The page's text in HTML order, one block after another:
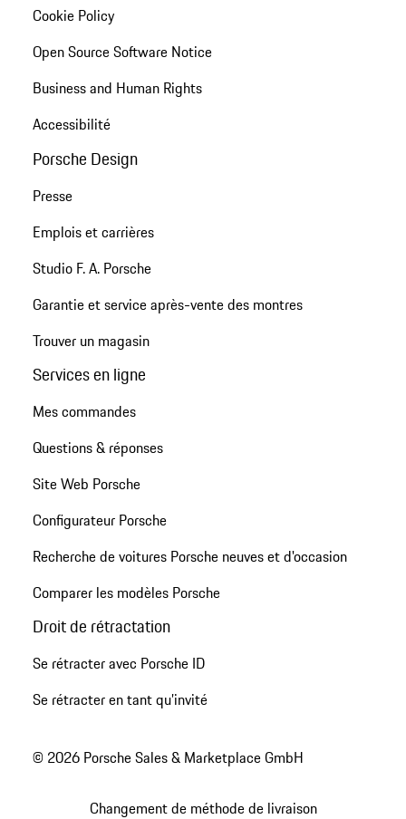
Cookie Policy
Open Source Software Notice
Business and Human Rights
Accessibilité
Porsche Design
Presse
Emplois et carrières
Studio F. A. Porsche
Garantie et service après-vente des montres
Trouver un magasin
Services en ligne
Mes commandes
Questions & réponses
Site Web Porsche
Configurateur Porsche
Recherche de voitures Porsche neuves et d'occasion
Comparer les modèles Porsche
Droit de rétractation
Se rétracter avec Porsche ID
Se rétracter en tant qu’invité
© 2026 Porsche Sales & Marketplace GmbH
Changement de méthode de livraison